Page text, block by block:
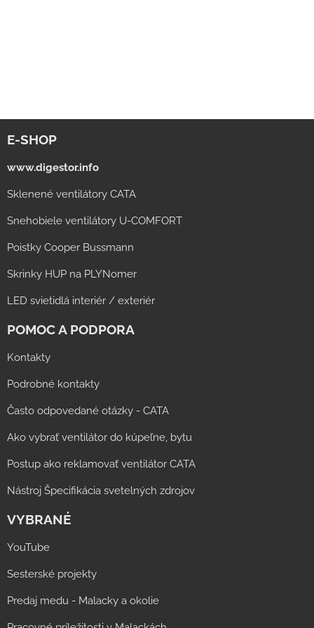
E-SHOP
www.digestor.info
Sklenené ventilátory CATA
Snehobiele ventilátory U-COMFORT
Poistky Cooper Bussmann
Skrinky HUP na PLYNomer
LED svietidlá interiér / exteriér
POMOC A PODPORA
Kontakty
Podrobné kontakty
Často odpovedané otázky - CATA
Ako vybrať ventilátor do kúpeľne, bytu
Postup ako reklamovať ventilátor CATA
Nástroj Špecifikácia svetelných zdrojov
VYBRANÉ
YouTube
Sesterské projekty
Predaj medu - Malacky a okolie